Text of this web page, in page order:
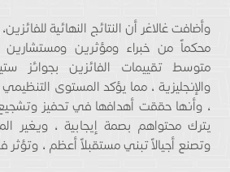
محكماً من خبراء ومؤثرين ومستشارين
متوسط ​​تقييمات الفائزين بجوائز
والإنجليزية ، مما يؤكد المستوى
، وأنها حققت أهدافها في تحفيز
يترك محتواهم بصمة إيجابية ، ويغير
وتصنع أجيالاً تبني مستقبلاً أعظم ،